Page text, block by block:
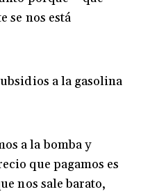
se nos está
a la gasolina
a la bomba y
que pagamos es
nos sale barato,